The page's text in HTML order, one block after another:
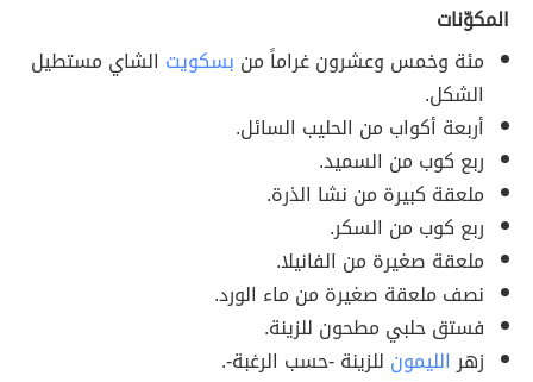
المكوّنات
مئة وخمس وعشرون غراماً من بسكويت الشاي مستطيل
الشكل.
أربعة أكواب من الحليب السائل.
ربع كوب من السميد.
ملعقة كبيرة من نشا الذرة.
ربع كوب من السكر.
ملعقة صغيرة من الفانيلا.
نصف ملعقة صغيرة من ماء الورد.
فستق حلبي مطحون للزينة.
زهرالليمون للزينة -حسب الرغبة-.